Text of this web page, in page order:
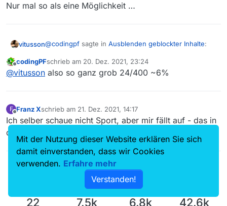
Nur mal so als eine Möglichkeit …
vitusson@codingpf sagte in Ausblenden geblockter Inhalte:
@jjeSorry…das Thema habe ich übersehen oder
Ich habe das mal untersucht und finde “nur” 900
Sendungen die nicht in DE abrufbar sind. Und
können. Das läßt mich ein wenig an der
Sinnhaftigkeit und der Aussage “ich renne
regelmäßig” zweifeln?
rennen. Nur mal so als eine Möglichkeit …
Offline
codingPFschrieb am 20. Dez. 2021, 23:24
zuletzt editiert von
@vitusson also so ganz grob 24/400 ~6%
F
Offline
Franz Xschrieb am 21. Dez. 2021, 14:17
zuletzt editiert von
Ich selber schaue nicht Sport, aber mir fällt auf - das in
diesem Bereich viel Geogeblockt ist.
22 7.5k 6.8k 42.6k
Mit der Nutzung dieser Website erklären Sie sich
damit einverstanden, dass wir Cookies
verwenden. Erfahre mehr
Verstanden!